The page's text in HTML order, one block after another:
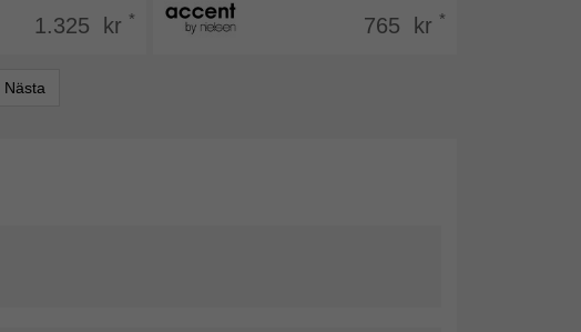
1.325 kr * 765 kr *
Nästa